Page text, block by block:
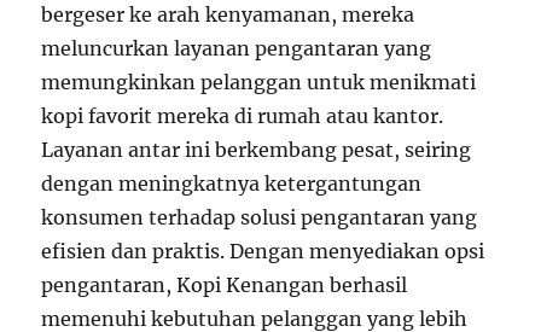
bergeser ke arah kenyamanan, mereka
meluncurkan layanan pengantaran yang
memungkinkan pelanggan untuk menikmati
kopi favorit mereka di rumah atau kantor.
Layanan antar ini berkembang pesat, seiring
dengan meningkatnya ketergantungan
konsumen terhadap solusi pengantaran yang
efisien dan praktis. Dengan menyediakan opsi
pengantaran, Kopi Kenangan berhasil
memenuhi kebutuhan pelanggan yang lebih